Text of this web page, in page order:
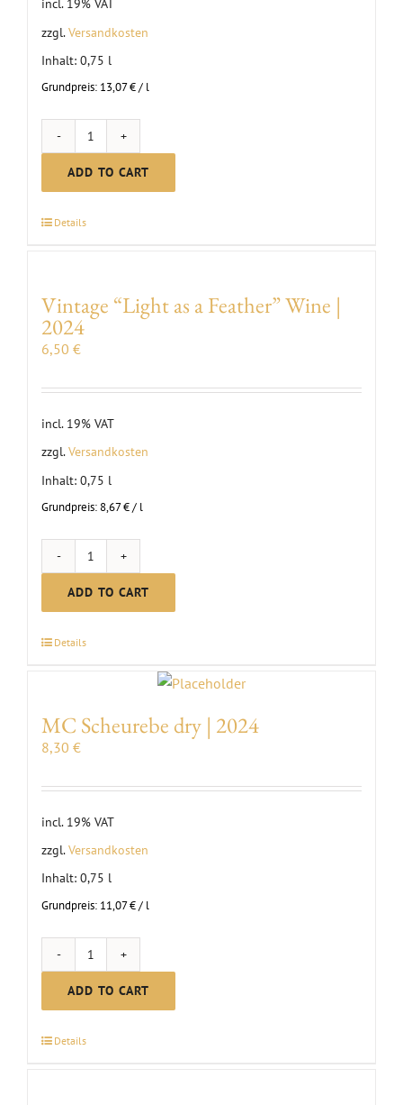
incl. 19% VAT
zzgl.Versandkosten
Inhalt: 0,75 l
Grundpreis: 13,07€/ l
MC
Pinot
Noir
2023
ADD TO CART
Details
Vintage “Light as a Feather” Wine |
2024
6,50 €
incl. 19% VAT
zzgl.Versandkosten
Inhalt: 0,75 l
Grundpreis: 8,67€/ l
Vintage
"Light
as
2024
ADD TO CART
Details
MC Scheurebe dry | 2024
8,30 €
incl. 19% VAT
zzgl.Versandkosten
Inhalt: 0,75 l
Grundpreis: 11,07€/ l
MC
Scheurebe
dry
ADD TO CART
Details